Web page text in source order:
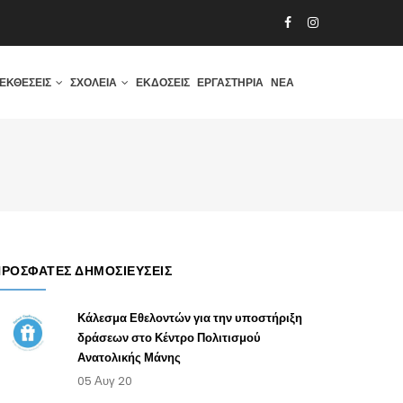
ΕΚΘΈΣΕΙΣ ΣΧΟΛΕΊΑ ΕΚΔΌΣΕΙΣ ΕΡΓΑΣΤΉΡΙΑ ΝΈΑ
ΔΗΜΟΣΙΕΎΣΕΙΣ
Κάλεσμα Εθελοντών για την υποστήριξη
δράσεων στο Κέντρο Πολιτισμού
Ανατολικής Μάνης
05 Αυγ 20